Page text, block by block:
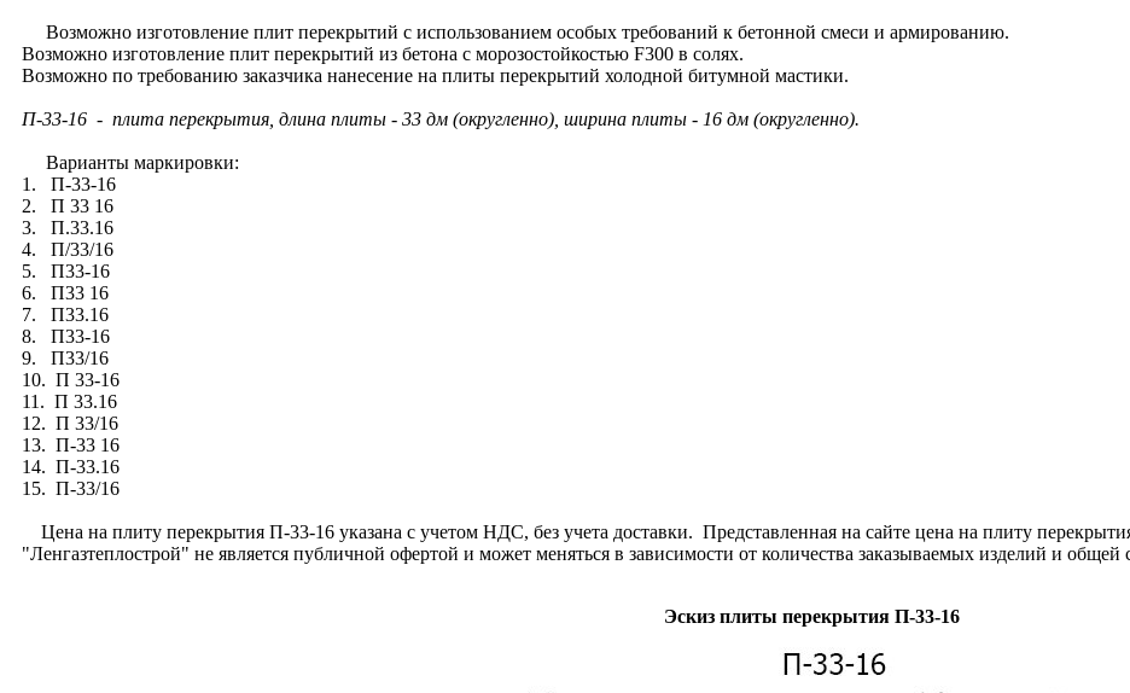
Возможно изготовление плит перекрытий с использованием особых требований к бетонной смеси и армированию.
Возможно изготовление плит перекрытий из бетона с морозостойкостью F300 в солях.
Возможно по требованию заказчика нанесение на плиты перекрытий холодной битумной мастики.
П-33-16 - плита перекрытия, длина плиты - 33 дм (округленно), ширина плиты - 16 дм (округленно).
Варианты маркировки:
1. П-33-16
2. П 33 16
3. П.33.16
4. П/33/16
5. П33-16
6. П33 16
7. П33.16
8. П33-16
9. П33/16
10. П 33-16
11. П 33.16
12. П 33/16
13. П-33 16
14. П-33.16
15. П-33/16
Цена на плиту перекрытия П-33-16 указана с учетом НДС, без учета доставки. Представленная на сайте цена на плиту
"Ленгазтеплострой" не является публичной офертой и может меняться в зависимости от количества заказываемых изделий и
Эскиз плиты перекрытия П-33-16